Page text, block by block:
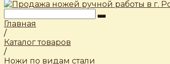
Главная
/
Каталог товаров
/
Ножи по видам стали